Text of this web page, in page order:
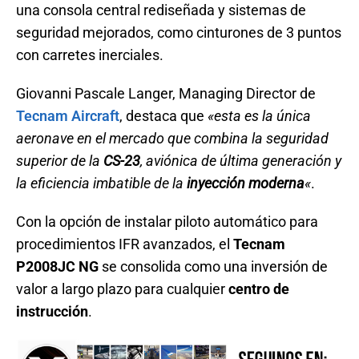
una consola central rediseñada y sistemas de
seguridad mejorados, como cinturones de 3 puntos
con carretes inerciales.
Giovanni Pascale Langer, Managing Director de
Tecnam Aircraft, destaca que «esta es la única
aeronave en el mercado que combina la seguridad
superior de la CS-23, aviónica de última generación y
la eficiencia imbatible de la inyección moderna«.
Con la opción de instalar piloto automático para
procedimientos IFR avanzados, el Tecnam
P2008JC NG se consolida como una inversión de
valor a largo plazo para cualquiercentro de
instrucción.